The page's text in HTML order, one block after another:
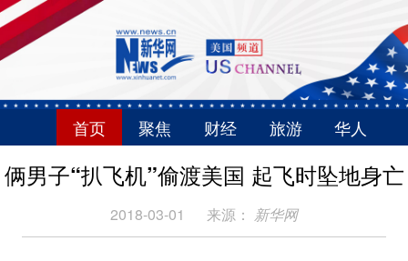
首页 聚焦 财经 旅游 华人
俩男子“扒飞机”偷渡美国 起飞时坠地身亡
2018-03-01 来源： 新华网